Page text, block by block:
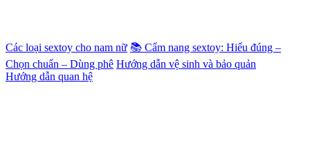
Các loại sextoy cho nam nữ 📚 Cẩm nang sextoy: Hiểu đúng –
Chọn chuẩn – Dùng phê Hướng dẫn vệ sinh và bảo quản
Hướng dẫn quan hệ